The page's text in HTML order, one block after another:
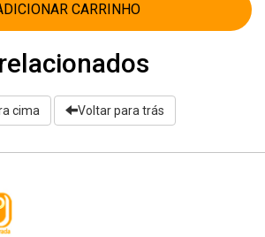
CARRINHO
cima Voltar para trás